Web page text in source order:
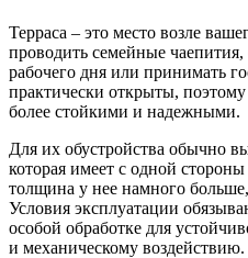
Терраса – это место возле
проводить семейные
рабочего дня или принимать
практически открыты, поэтому
более стойкими и надежными.
Для их обустройства обычно
которая имеет с одной
толщина у нее намного
Условия эксплуатации
особой обработке для
и механическому воздействию.